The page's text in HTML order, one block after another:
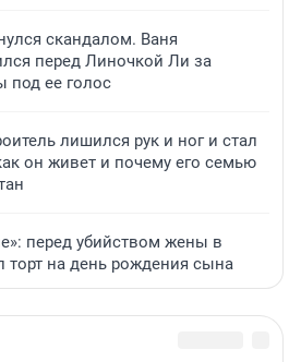
скандалом. Ваня
перед Линочкой Ли за
под ее голос
лишился рук и ног и стал
он живет и почему его семью
перед убийством жены в
торт на день рождения сына